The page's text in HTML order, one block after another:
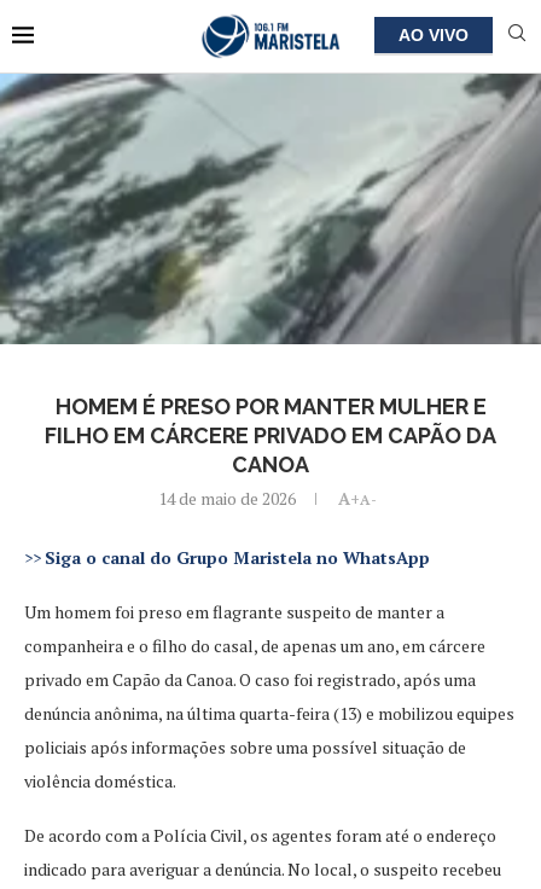
AO VIVO
HOMEM É PRESO POR MANTER MULHER E
FILHO EM CÁRCERE PRIVADO EM CAPÃO DA
CANOA
14 de maio de 2026 A+A-
>> Siga o canal do Grupo Maristela no WhatsApp
Um homem foi preso em flagrante suspeito de manter a
companheira e o filho do casal, de apenas um ano, em cárcere
privado em Capão da Canoa. O caso foi registrado, após uma
denúncia anônima, na última quarta-feira (13) e mobilizou equipes
policiais após informações sobre uma possível situação de
violência doméstica.
De acordo com a Polícia Civil, os agentes foram até o endereço
indicado para averiguar a denúncia. No local, o suspeito recebeu